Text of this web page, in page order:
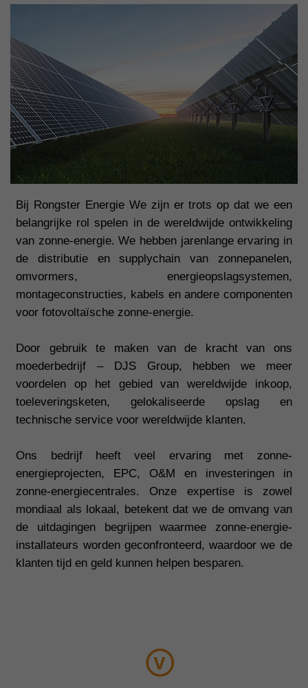
Bij Rongster Energie We zijn er trots op dat we een
belangrijke rol spelen in de wereldwijde ontwikkeling
van zonne-energie. We hebben jarenlange ervaring in
de distributie en supplychain van zonnepanelen,
omvormers, energieopslagsystemen,
montageconstructies, kabels en andere componenten
voor fotovoltaïsche zonne-energie.
Door gebruik te maken van de kracht van ons
moederbedrijf – DJS Group, hebben we meer
voordelen op het gebied van wereldwijde inkoop,
toeleveringsketen, gelokaliseerde opslag en
technische service voor wereldwijde klanten.
Ons bedrijf heeft veel ervaring met zonne-
energieprojecten, EPC, O&M en investeringen in
zonne-energiecentrales. Onze expertise is
zowel
mondiaal als lokaal, betekent dat we de omvang van
de uitdagingen begrijpen waarmee zonne-energie-
installateurs worden geconfronteerd, waardoor we de
klanten tijd en geld kunnen helpen besparen.